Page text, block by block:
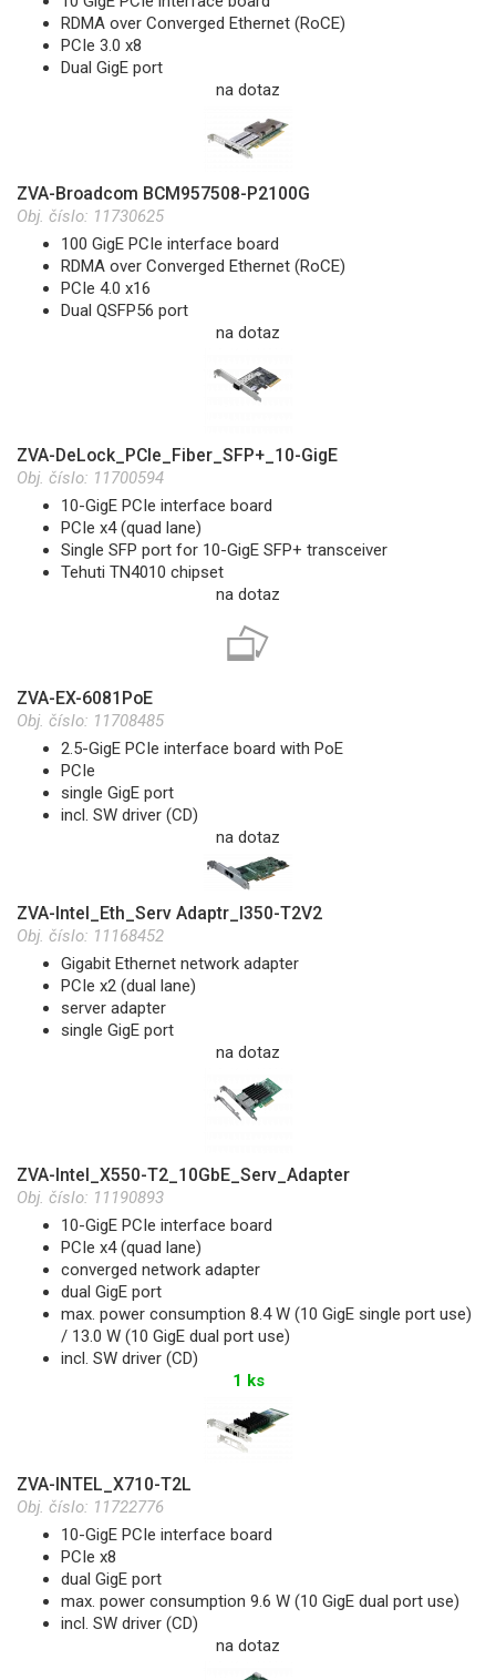
RDMA over Converged Ethernet (RoCE)
PCIe 3.0 x8
Dual GigE port
na dotaz
ZVA-Broadcom BCM957508-P2100G
Obj. číslo: 11730625
100 GigE PCIe interface board
RDMA over Converged Ethernet (RoCE)
PCIe 4.0 x16
Dual QSFP56 port
na dotaz
ZVA-DeLock_PCIe_Fiber_SFP+_10-GigE
Obj. číslo: 11700594
10-GigE PCIe interface board
PCIe x4 (quad lane)
Single SFP port for 10-GigE SFP+ transceiver
Tehuti TN4010 chipset
na dotaz
ZVA-EX-6081PoE
Obj. číslo: 11708485
2.5-GigE PCIe interface board with PoE
PCIe
single GigE port
incl. SW driver (CD)
na dotaz
ZVA-Intel_Eth_Serv Adaptr_I350-T2V2
Obj. číslo: 11168452
Gigabit Ethernet network adapter
PCIe x2 (dual lane)
server adapter
single GigE port
na dotaz
ZVA-Intel_X550-T2_10GbE_Serv_Adapter
Obj. číslo: 11190893
10-GigE PCIe interface board
PCIe x4 (quad lane)
converged network adapter
dual GigE port
max. power consumption 8.4 W (10 GigE single port use)
/ 13.0 W (10 GigE dual port use)
incl. SW driver (CD)
1 ks
ZVA-INTEL_X710-T2L
Obj. číslo: 11722776
10-GigE PCIe interface board
PCIe x8
dual GigE port
max. power consumption 9.6 W (10 GigE dual port use)
incl. SW driver (CD)
na dotaz